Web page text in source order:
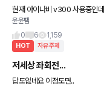
현재 아이나비 v300 사용중인
하겠습니다.
윤윤팸
0
6 1,159
HOT 자유주제
저세상 좌회전...
답도없네요 이정도면..